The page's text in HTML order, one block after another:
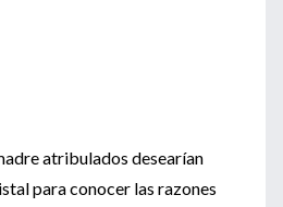
atribulados desearían
para conocer las razones